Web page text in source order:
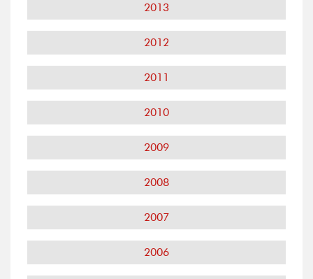
2013
2012
2011
2010
2009
2008
2007
2006